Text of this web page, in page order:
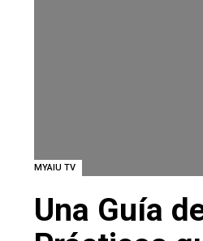
MYAIU TV
Una Guía